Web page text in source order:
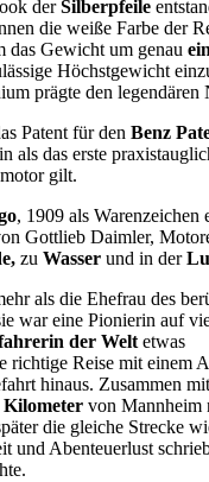
derSilberpfeile
die weiße Farbe der
das Gewicht um genau
Höchstgewicht
prägte den legendären
Patent für den Benz
als das erste
gilt.
, 1909 als Warenzeichen
Gottlieb Daimler,
zu Wasser und in der
als die Ehefrau des
war eine Pionierin auf
der Welt etwas
richtige Reise mit einem
hinaus. Zusammen
Kilometer von Mannheim
die gleiche Strecke
und Abenteuerlust